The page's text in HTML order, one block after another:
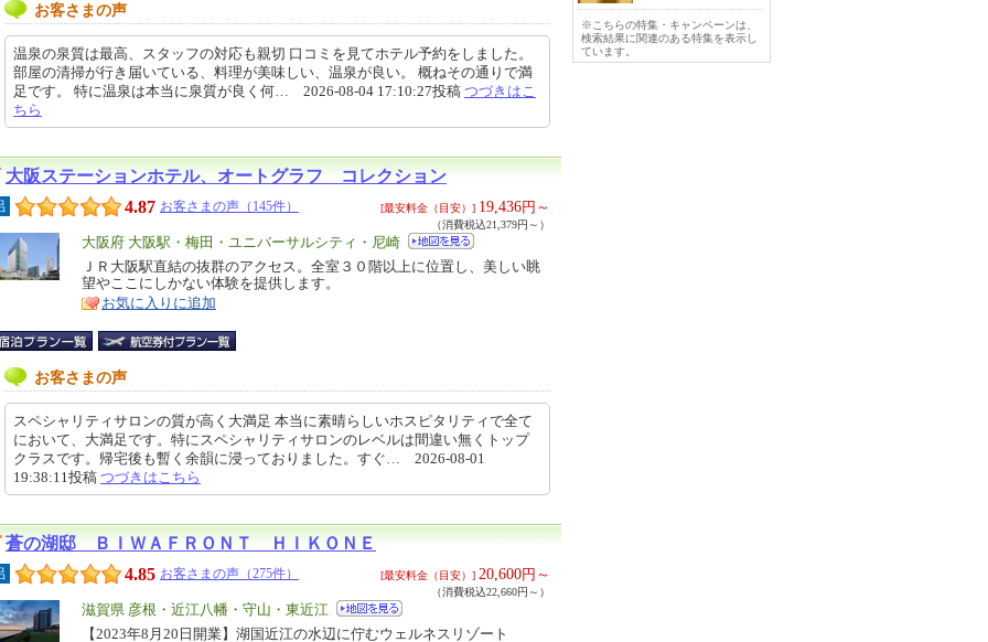
お客さまの声
温泉の泉質は最高、スタッフの対応も親切 口コミを見てホテル予約をしました。
部屋の清掃が行き届いている、料理が美味しい、温泉が良い。 概ねその通りで満
足です。 特に温泉は本当に泉質が良く何… 2026-08-04 17:10:27投稿 つづきはこ
ちら
大阪ステーションホテル、オートグラフ コレクション
4.87 お客さまの声（145件） [最安料金（目安）] 19,436円～
（消費税込21,379円～）
エ
リ
ア
大阪府 大阪駅・梅田・ユニバーサルシティ・尼崎
特
徴
ＪＲ大阪駅直結の抜群のアクセス。全室３０階以上に位置し、美しい眺
望やここにしかない体験を提供します。
お気に入りに追加
お客さまの声
スペシャリティサロンの質が高く大満足 本当に素晴らしいホスピタリティで全て
において、大満足です。特にスペシャリティサロンのレベルは間違い無くトップ
クラスです。帰宅後も暫く余韻に浸っておりました。すぐ… 2026-08-01
19:38:11投稿 つづきはこちら
蒼の湖邸 ＢＩＷＡＦＲＯＮＴ ＨＩＫＯＮＥ
4.85 お客さまの声（275件） [最安料金（目安）] 20,600円～
（消費税込22,660円～）
エ
リ
滋賀県 彦根・近江八幡・守山・東近江
特
【2023年8月20日開業】湖国近江の水辺に佇むウェルネスリゾート
※こちらの特集・キャンペーンは、
検索結果に関連のある特集を表示し
ています。